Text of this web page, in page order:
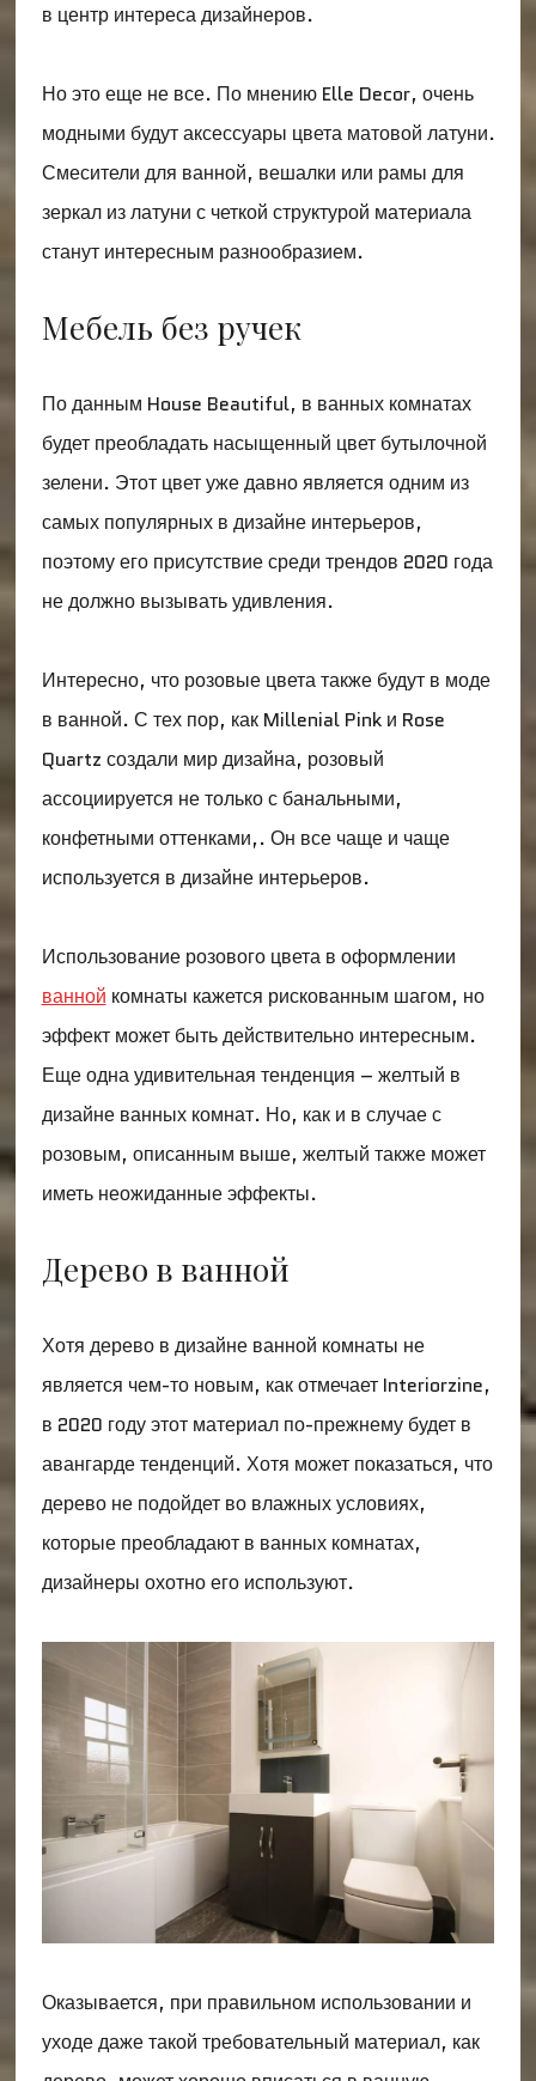
в центр интереса дизайнеров.
Но это еще не все. По мнению Elle Decor, очень
модными будут аксессуары цвета матовой латуни.
Смесители для ванной, вешалки или рамы для
зеркал из латуни с четкой структурой материала
станут интересным разнообразием.
Мебель без ручек
По данным House Beautiful, в ванных комнатах
будет преобладать насыщенный цвет бутылочной
зелени. Этот цвет уже давно является одним из
самых популярных в дизайне интерьеров,
поэтому его присутствие среди трендов 2020 года
не должно вызывать удивления.
Интересно, что розовые цвета также будут в моде
в ванной. С тех пор, как Millenial Pink и Rose
Quartz создали мир дизайна, розовый
ассоциируется не только с банальными,
конфетными оттенками,. Он все чаще и чаще
используется в дизайне интерьеров.
Использование розового цвета в оформлении
ванной комнаты кажется рискованным шагом, но
эффект может быть действительно интересным.
Еще одна удивительная тенденция – желтый в
дизайне ванных комнат. Но, как и в случае с
розовым, описанным выше, желтый также может
иметь неожиданные эффекты.
Дерево в ванной
Хотя дерево в дизайне ванной комнаты не
является чем-то новым, как отмечает Interiorzine,
в 2020 году этот материал по-прежнему будет в
авангарде тенденций. Хотя может показаться, что
дерево не подойдет во влажных условиях,
которые преобладают в ванных комнатах,
дизайнеры охотно его используют.
Оказывается, при правильном использовании и
уходе даже такой требовательный материал, как